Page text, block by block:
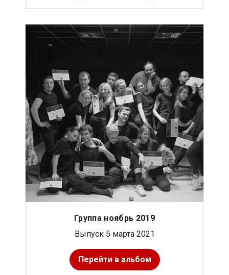
Группа ноябрь 2019
Выпуск 5 марта 2021
Перейти в альбом